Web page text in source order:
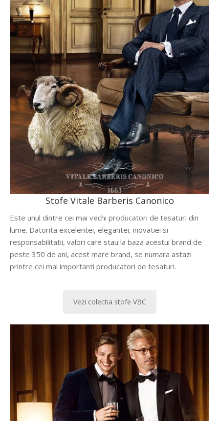
Stofe Vitale Barberis Canonico
Este unul dintre cei mai vechi producatori de tesaturi din
lume. Datorita excelentei, elegantei, inovatiei si
responsabilitatii, valori care stau la baza acestui brand de
peste 350 de ani, acest mare brand, se numara astazi
printre cei mai importanti producatori de tesaturi.
Vezi colectia stofe VBC